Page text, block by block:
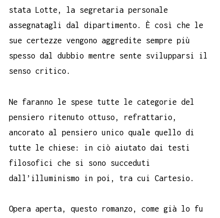
stata Lotte, la segretaria personale
assegnatagli dal dipartimento. È così che le
sue certezze vengono aggredite sempre più
spesso dal dubbio mentre sente svilupparsi il
senso critico.
Ne faranno le spese tutte le categorie del
pensiero ritenuto ottuso, refrattario,
ancorato al pensiero unico quale quello di
tutte le chiese: in ciò aiutato dai testi
filosofici che si sono succeduti
dall’illuminismo in poi, tra cui Cartesio.
Opera aperta, questo romanzo, come già lo fu